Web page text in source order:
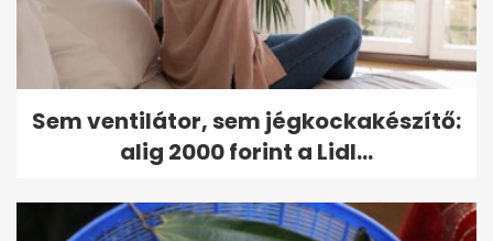
Sem ventilátor, sem jégkockakészítő:
alig 2000 forint a Lidl...